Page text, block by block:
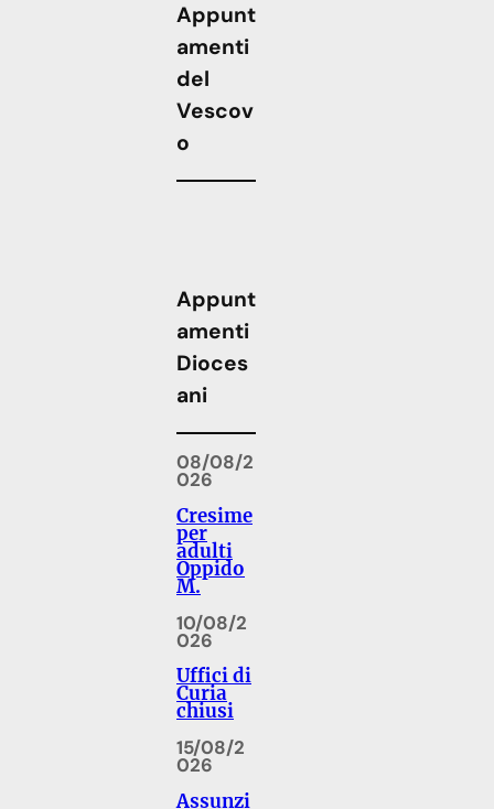
Appunt
amenti
del
Vescov
o
Appunt
amenti
Dioces
ani
08/08/2
026
Cresime
per
adulti
Oppido
M.
10/08/2
026
Uffici di
Curia
chiusi
15/08/2
026
Assunzi